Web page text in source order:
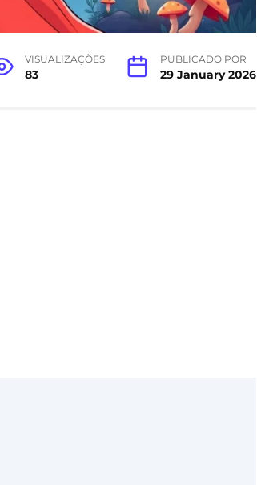
VISUALIZAÇÕES
83
PUBLICADO POR
29 January 2026